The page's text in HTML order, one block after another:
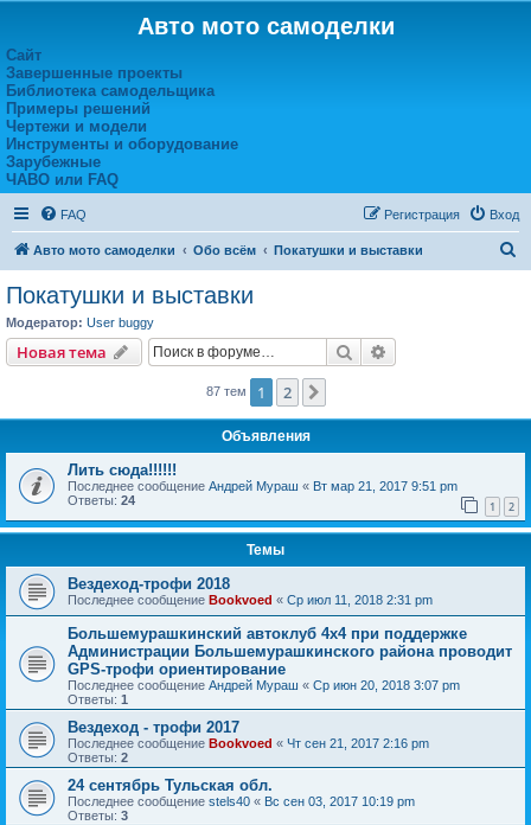
Авто мото самоделки
Сайт
Завершенные проекты
Библиотека самодельщика
Примеры решений
Чертежи и модели
Инструменты и оборудование
Зарубежные
ЧАВО или FAQ
FAQ Вход
Регистрация
Авто мото самоделки Обо всём Покатушки и выставки
Покатушки и выставки
Модератор: User buggy
Новая тема Поиск
87 тем 1 2
Объявления
Лить сюда!!!!!!
Последнее сообщение Андрей Мураш « Вт мар 21, 2017 9:51 pm
Ответы: 24 1 2
Темы
Вездеход-трофи 2018
Последнее сообщение Bookvoed « Ср июл 11, 2018 2:31 pm
Большемурашкинский автоклуб 4х4 при поддержке
Администрации Большемурашкинского района проводит
GPS-трофи ориентирование
Последнее сообщение Андрей Мураш « Ср июн 20, 2018 3:07 pm
Ответы: 1
Вездеход - трофи 2017
Последнее сообщение Bookvoed « Чт сен 21, 2017 2:16 pm
Ответы: 2
24 сентябрь Тульская обл.
Последнее сообщение stels40 « Вс сен 03, 2017 10:19 pm
Ответы: 3